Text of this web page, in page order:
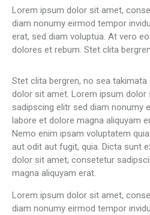
Lorem ipsum dolor sit amet,
diam nonumy eirmod tempor
erat, sed diam voluptua. At vero
dolores et rebum. Stet clita
Stet clita bergren, no sea
dolor sit amet. Lorem ipsum
sadipscing elitr sed diam nonumy
labore et dolore magna aliquyam
Nemo enim ipsam voluptatem
aut odit aut fugit, quia. Dicta sunt
dolor sit amet, consetetur
magna aliquyam erat.
Lorem ipsum dolor sit amet,
diam nonumy eirmod tempor